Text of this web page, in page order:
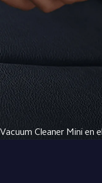
Cleaner Mini en el